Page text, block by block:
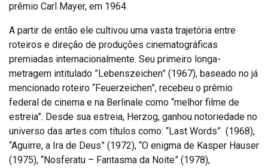
prêmio Carl Mayer, em 1964.
A partir de então ele cultivou uma vasta trajetória entre
roteiros e direção de produções cinematográficas
premiadas internacionalmente. Seu primeiro longa-
metragem intitulado ”Lebenszeichen” (1967), baseado no já
mencionado roteiro “Feuerzeichen”, recebeu o prêmio
federal de cinema e na Berlinale como “melhor filme de
estreia”. Desde sua estreia, Herzog, ganhou notoriedade no
universo das artes com títulos como: “Last Words” (1968),
“Aguirre, a Ira de Deus” (1972), “O enigma de Kasper Hauser
(1975), “Nosferatu – Fantasma da Noite” (1978),